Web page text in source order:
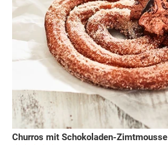
Churros mit Schokoladen-Zimtmousse